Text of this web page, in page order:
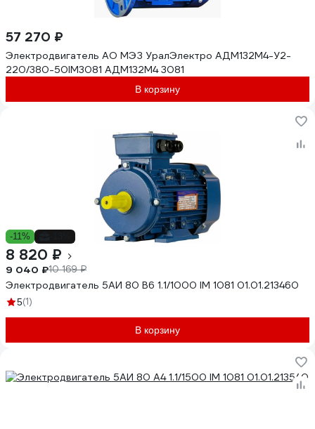
57 270 ₽
Электродвигатель АО МЭЗ УралЭлектро АДМ132М4-У2-
220/380-50IM3081 АДМ132М4 3081
В корзину
-11%
8 820 ₽
9 040 ₽10 169 ₽
Электродвигатель 5АИ 80 В6 1.1/1000 IM 1081 01.01.213460
5(1)
В корзину